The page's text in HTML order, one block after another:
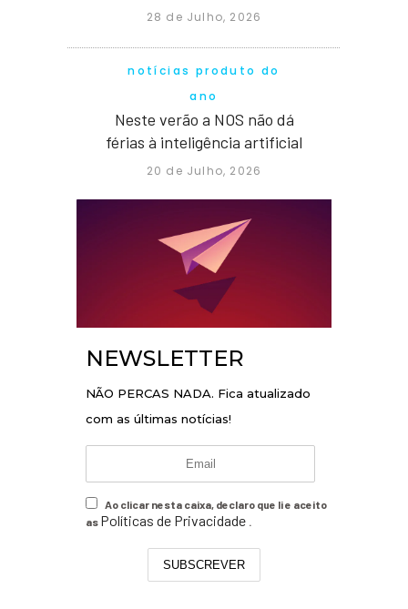
28 de Julho, 2026
notícias produto do
ano
Neste verão a NOS não dá
férias à inteligência artificial
20 de Julho, 2026
NEWSLETTER
NÃO PERCAS NADA. Fica atualizado
com as últimas notícias!
Ao clicar nesta caixa, declaro que li e aceito
as Políticas de Privacidade
SUBSCREVER